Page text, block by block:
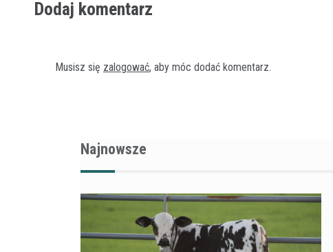
Dodaj komentarz
Musisz się zalogować, aby móc dodać komentarz.
Najnowsze